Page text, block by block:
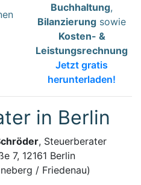
Buchhaltung,
Bilanzierung sowie
Kosten- &
Leistungsrechnung
Jetzt gratis
herunterladen!
in Berlin
, Steuerberater
7, 12161 Berlin
/ Friedenau)